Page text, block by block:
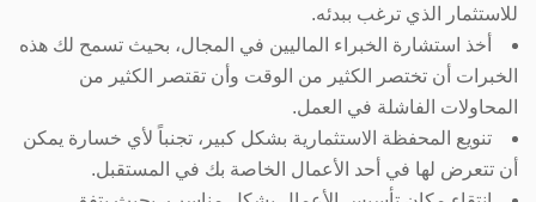
للاستثمار الذي ترغب ببدئه.
أخذ استشارة الخبراء الماليين في المجال، بحيث تسمح لك هذه
الخبرات أن تختصر الكثير من الوقت وأن تقتصر الكثير من
المحاولات الفاشلة في العمل.
تنويع المحفظة الاستثمارية بشكل كبير، تجنباً لأي خسارة يمكن
أن تتعرض لها في أحد الأعمال الخاصة بك في المستقبل.